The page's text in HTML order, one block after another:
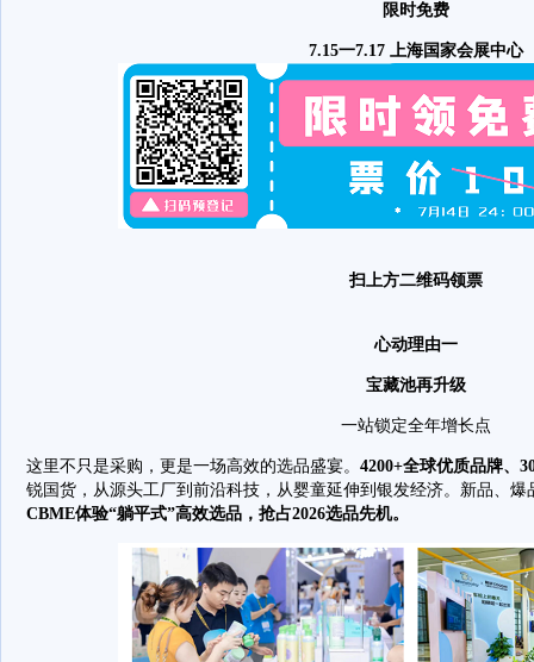
限时免费
7.15一7.17 上海国家会展中心
扫上方二维码领票
心动理由一
宝藏池再升级
一站锁定全年增长点
这里不只是采购，更是一场高效的选品盛宴。 4200+全球优质品牌、
锐国货，从源头工厂到前沿科技，从婴童延伸到银发经济。新品、
CBME体验“躺平式”高效选品，抢占2026选品先机。